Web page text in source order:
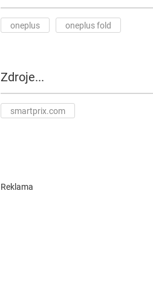
oneplus oneplus fold
Zdroje...
smartprix.com
Reklama